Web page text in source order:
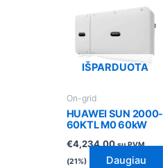
IŠPARDUOTA
On-grid
HUAWEI SUN 2000-
60KTL M0 60kW
€4,234.00 su PVM
(21%)
Daugiau